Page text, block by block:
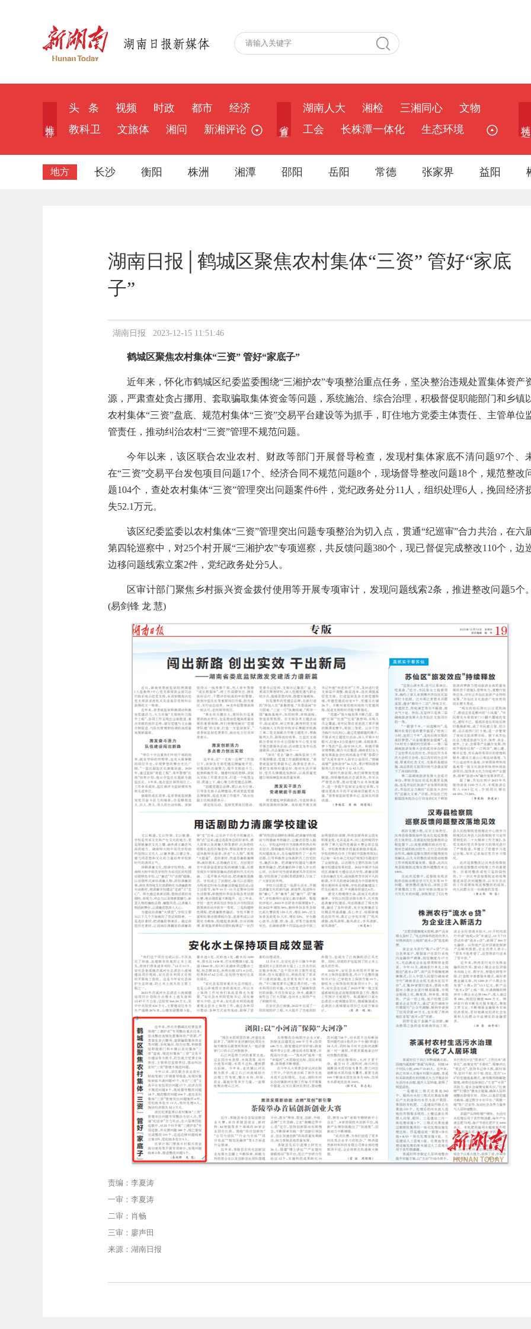
头 条 视频 时政 都市
经济
教科卫
文旅体 湘问 新湘评论
湖南人大 湘检 三湘同心
文物
工会
长株潭一体化 生态环境
地方 长沙 衡阳 株洲 湘潭 邵阳 岳阳 常德 张家界 益阳
湖南日报│鹤城区聚焦农村集体“三资” 管好“家底
子”
湖南日报 2023-12-15 11:51:46
鹤城区聚焦农村集体“三资” 管好“家底子”
近年来，怀化市鹤城区纪委监委围绕“三湘护农”专项整治重点任务，坚决整治违规处置集体资产
源，严肃查处贪占挪用、套取骗取集体资金等问题，系统施治、综合治理，积极督促职能部门和乡镇
农村集体“三资”盘底、规范村集体“三资”交易平台建设等为抓手，盯住地方党委主体责任、主管单位
管责任，推动纠治农村“三资”管理不规范问题。
今年以来，该区联合农业农村、财政等部门开展督导检查，发现村集体家底不清问题97个、
在“三资”交易平台发包项目问题17个、经济合同不规范问题8个，现场督导整改问题18个，规范整改
题104个，查处农村集体“三资”管理突出问题案件6件，党纪政务处分11人，组织处理6人，挽回经济
失52.1万元。
该区纪委监委以农村集体“三资”管理突出问题专项整治为切入点，贯通“纪巡审”合力共治，在六
第四轮巡察中，对25个村开展“三湘护农”专项巡察，共反馈问题380个，现已督促完成整改110个，边
边移问题线索立案2件，党纪政务处分5人。
区审计部门聚焦乡村振兴资金拨付使用等开展专项审计，发现问题线索2条，推进整改问题5个
(易剑锋 龙 慧)
责编：李夏涛
一审：李夏涛
二审：肖畅
三审：廖声田
来源：湖南日报